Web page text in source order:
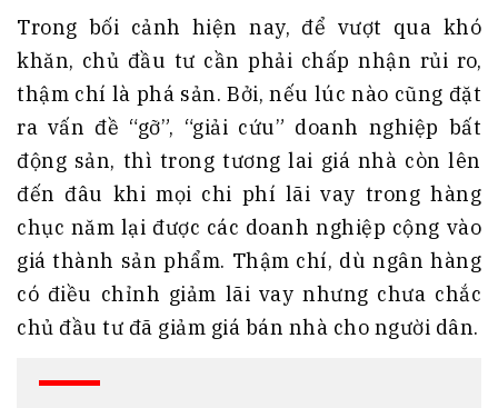
Trong bối cảnh hiện nay, để vượt qua khó
khăn, chủ đầu tư cần phải chấp nhận rủi ro,
thậm chí là phá sản. Bởi, nếu lúc nào cũng đặt
ra vấn đề “gỡ”, “giải cứu” doanh nghiệp bất
động sản, thì trong tương lai giá nhà còn lên
đến đâu khi mọi chi phí lãi vay trong hàng
chục năm lại được các doanh nghiệp cộng vào
giá thành sản phẩm. Thậm chí, dù ngân hàng
có điều chỉnh giảm lãi vay nhưng chưa chắc
chủ đầu tư đã giảm giá bán nhà cho người dân.